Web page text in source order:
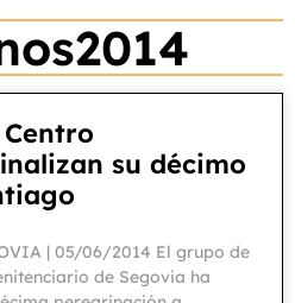
su décimo
| 05/06/2014 El grupo de
de Segovia ha